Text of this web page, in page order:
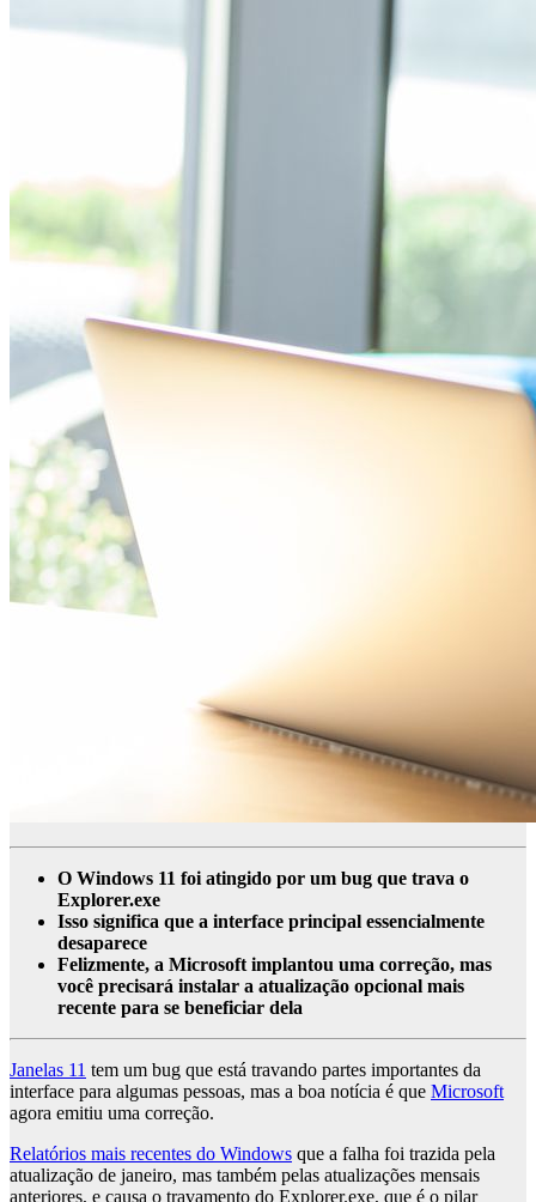
O Windows 11 foi atingido por um bug que trava o
Explorer.exe
Isso significa que a interface principal essencialmente
desaparece
Felizmente, a Microsoft implantou uma correção, mas
você precisará instalar a atualização opcional mais
recente para se beneficiar dela
Janelas 11 tem um bug que está travando partes importantes da
interface para algumas pessoas, mas a boa notícia é que Microsoft
agora emitiu uma correção.
Relatórios mais recentes do Windows que a falha foi trazida pela
atualização de janeiro, mas também pelas atualizações mensais
anteriores, e causa o travamento do Explorer.exe, que é o pilar